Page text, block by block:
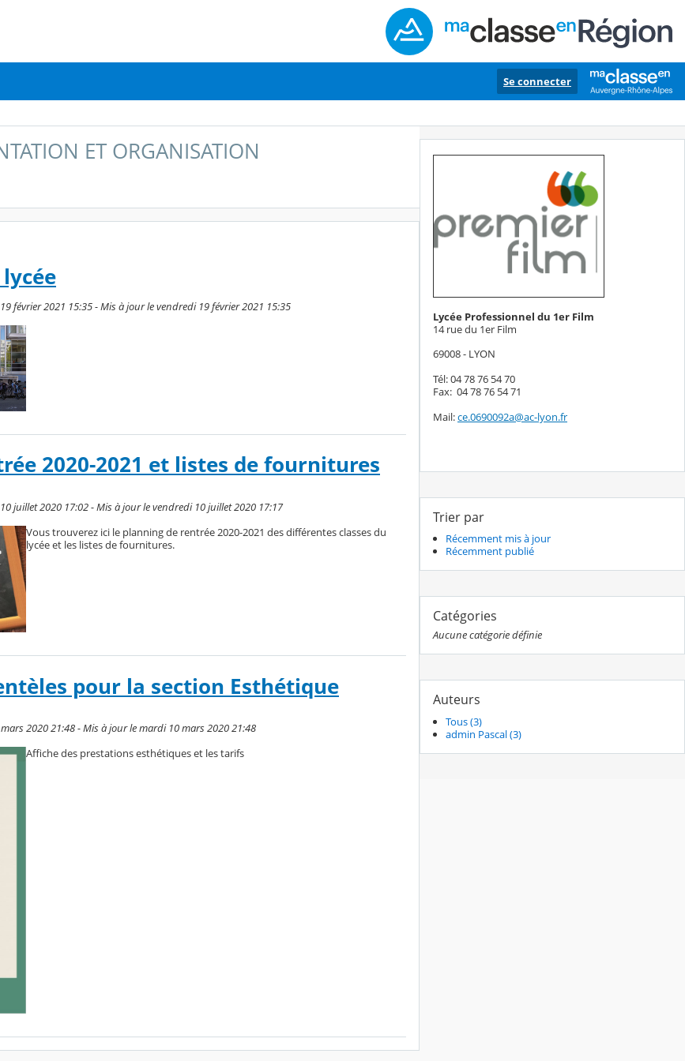
Se connecter
ET ORGANISATION
février 2021 15:35 - Mis à jour le vendredi 19 février 2021 15:35
2020-2021 et listes de fournitures
juillet 2020 17:02 - Mis à jour le vendredi 10 juillet 2020 17:17
Vous trouverez ici le planning de rentrée 2020-2021 des différentes classes du
lycée et les listes de fournitures.
pour la section Esthétique
2020 21:48 - Mis à jour le mardi 10 mars 2020 21:48
Affiche des prestations esthétiques et les tarifs
Lycée Professionnel du 1er Film
14 rue du 1er Film
69008 - LYON
Tél: 04 78 76 54 70
Fax: 04 78 76 54 71
Mail:ce.0690092a@ac-lyon.fr
Trier par
Récemment mis à jour
Récemment publié
Catégories
Aucune catégorie définie
Auteurs
Tous (3)
admin Pascal (3)